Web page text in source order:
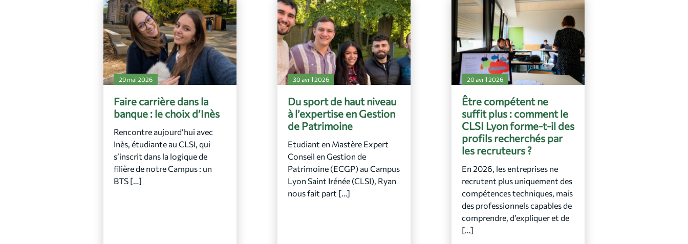
29 mai 2026
Faire carrière dans la
banque : le choix d’Inès
Rencontre aujourd’hui avec
Inès, étudiante au CLSI, qui
s’inscrit dans la logique de
filière de notre Campus : un
BTS […]
30 avril 2026
Du sport de haut niveau
à l’expertise en Gestion
de Patrimoine
Etudiant en Mastère Expert
Conseil en Gestion de
Patrimoine (ECGP) au Campus
Lyon Saint Irénée (CLSI), Ryan
nous fait part […]
20 avril 2026
Être compétent ne
suffit plus : comment le
CLSI Lyon forme-t-il des
profils recherchés par
les recruteurs ?
En 2026, les entreprises ne
recrutent plus uniquement des
compétences techniques, mais
des professionnels capables de
comprendre, d’expliquer et de
[…]